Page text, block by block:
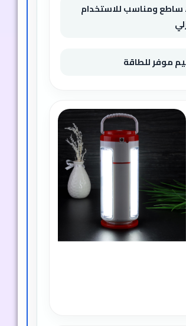
ومناسب للاستخدام
موفر للطاقة